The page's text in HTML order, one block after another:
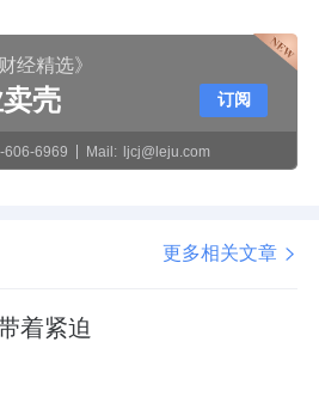
经精选》
壳
606-6969 Mail: ljcj@leju.com
订阅
更多相关文章
着紧迫